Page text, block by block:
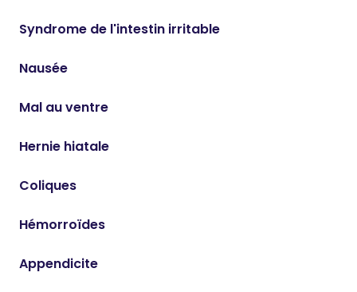
Syndrome de l'intestin irritable
Nausée
Mal au ventre
Hernie hiatale
Coliques
Hémorroïdes
Appendicite